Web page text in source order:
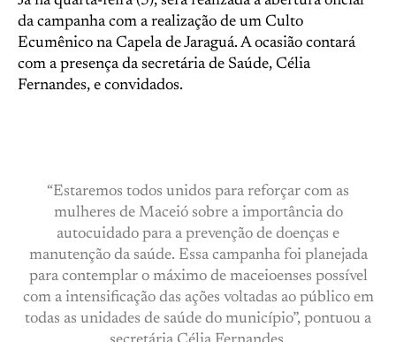
da campanha com a realização de um Culto
Ecumênico na Capela de Jaraguá. A ocasião contará
com a presença da secretária de Saúde, Célia
Fernandes, e convidados.
“Estaremos todos unidos para reforçar com as
mulheres de Maceió sobre a importância do
autocuidado para a prevenção de doenças e
manutenção da saúde. Essa campanha foi planejada
para contemplar o máximo de maceioenses possível
com a intensificação das ações voltadas ao público em
todas as unidades de saúde do município”, pontuou a